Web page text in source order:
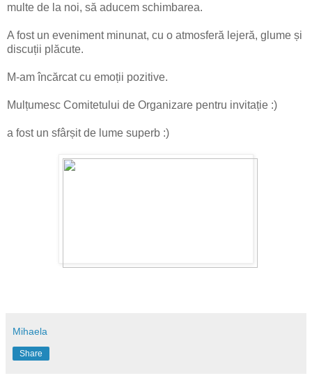
multe de la noi, să aducem schimbarea.
A fost un eveniment minunat, cu o atmosferă lejeră, glume și
discuții plăcute.
M-am încărcat cu emoții pozitive.
Mulțumesc Comitetului de Organizare pentru invitație :)
a fost un sfârșit de lume superb :)
Mihaela
Share